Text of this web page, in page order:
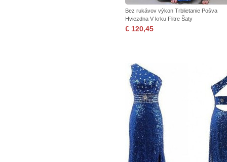
Bez rukávov výkon Trblietanie Pošva
Hviezdna V krku Flitre Šaty
€ 120,45